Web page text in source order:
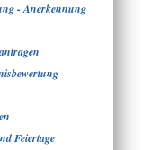
- Anerkennung
Feiertage